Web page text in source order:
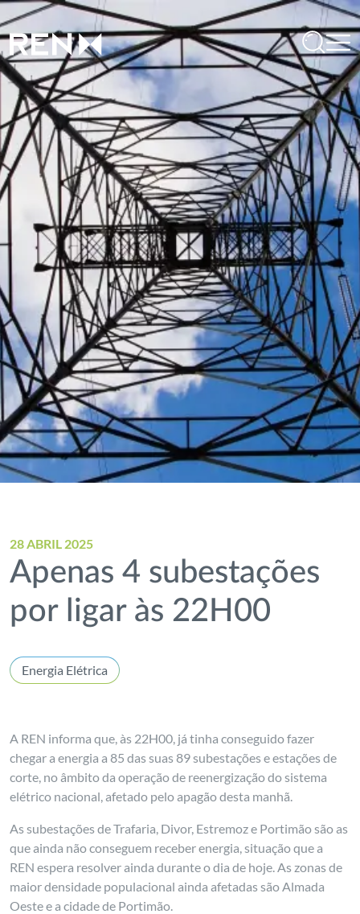
28 ABRIL 2025
Apenas 4 subestações
por ligar às 22H00
Energia Elétrica
A REN informa que, às 22H00, já tinha conseguido fazer
chegar a energia a 85 das suas 89 subestações e estações de
corte, no âmbito da operação de reenergização do sistema
elétrico nacional, afetado pelo apagão desta manhã.
As subestações de Trafaria, Divor, Estremoz e Portimão são as
que ainda não conseguem receber energia, situação que a
REN espera resolver ainda durante o dia de hoje. As zonas de
maior densidade populacional ainda afetadas são Almada
Oeste e a cidade de Portimão.